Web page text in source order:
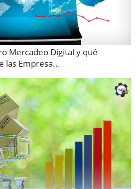
Mercadeo Digital y qué
las Empresa...